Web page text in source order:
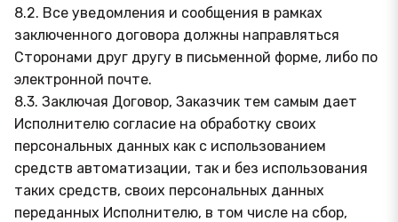
8.2. Все уведомления и сообщения в рамках
заключенного договора должны направляться
Сторонами друг другу в письменной форме, либо по
электронной почте.
8.3. Заключая Договор, Заказчик тем самым дает
Исполнителю согласие на обработку своих
персональных данных как с использованием
средств автоматизации, так и без использования
таких средств, своих персональных данных
переданных Исполнителю, в том числе на сбор,